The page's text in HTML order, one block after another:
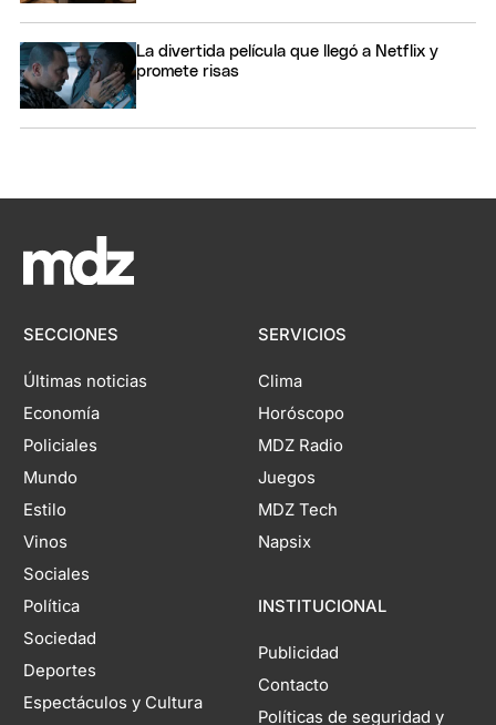
La divertida película que llegó a Netflix y
promete risas
SECCIONES
Últimas noticias
Economía
Policiales
Mundo
Estilo
Vinos
Sociales
Política
Sociedad
Deportes
Espectáculos y Cultura
SERVICIOS
Clima
Horóscopo
MDZ Radio
Juegos
MDZ Tech
Napsix
INSTITUCIONAL
Publicidad
Contacto
Políticas de seguridad y